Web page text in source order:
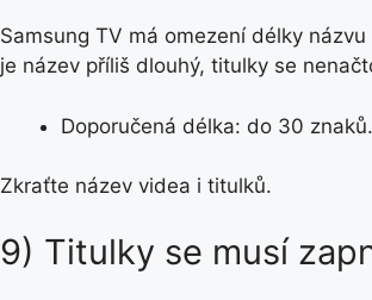
Samsung TV má omezení délky
je název příliš dlouhý, titulky se
Doporučená délka: do 30 znaků.
Zkraťte název videa i titulků.
9) Titulky se musí